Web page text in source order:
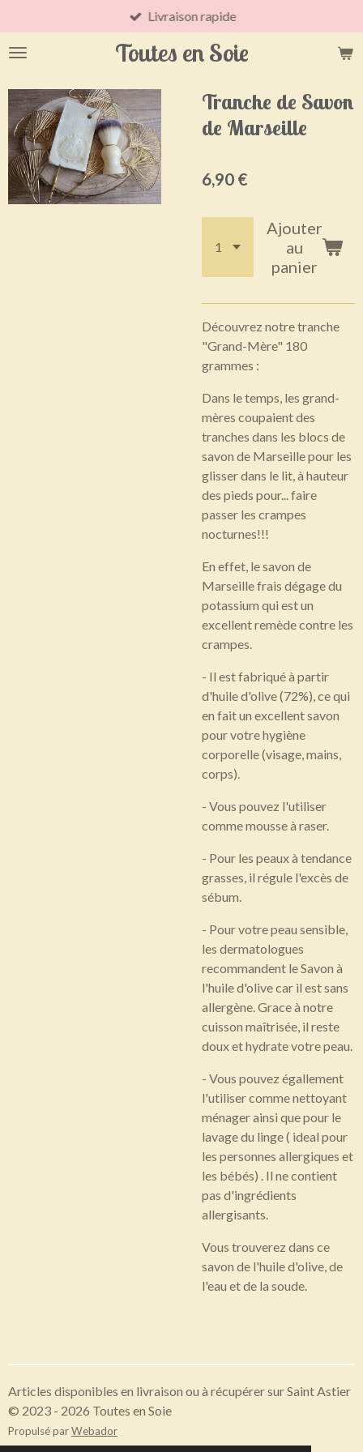
au
contenu
Toutes en Soie
Livraison rapide
Tranche de Savon
de Marseille
6,90 €
Ajouter
au
panier
Découvrez notre tranche
"Grand-Mère" 180
grammes :
Dans le temps, les grand-
mères coupaient des
tranches dans les blocs de
savon de Marseille pour les
glisser dans le lit, à hauteur
des pieds pour... faire
passer les crampes
nocturnes!!!
En effet, le savon de
Marseille frais dégage du
potassium qui est un
excellent remède contre les
crampes.
- Il est fabriqué à partir
d'huile d'olive (72%), ce qui
en fait un excellent savon
pour votre hygiène
corporelle (visage, mains,
corps).
- Vous pouvez l'utiliser
comme mousse à raser.
- Pour les peaux à tendance
grasses, il régule l'excès de
sébum.
- Pour votre peau sensible,
les dermatologues
recommandent le Savon à
l'huile d'olive car il est sans
allergène. Grace à notre
cuisson maîtrisée, il reste
doux et hydrate votre peau.
- Vous pouvez égallement
l'utiliser comme nettoyant
ménager ainsi que pour le
lavage du linge ( ideal pour
les personnes allergiques et
les bébés) . Il ne contient
pas d'ingrédients
allergisants.
Vous trouverez dans ce
savon de l'huile d'olive, de
l'eau et de la soude.
Articles disponibles en livraison ou à récupérer sur Saint Astier
© 2023 - 2026 Toutes en Soie
Propulsé parWebador